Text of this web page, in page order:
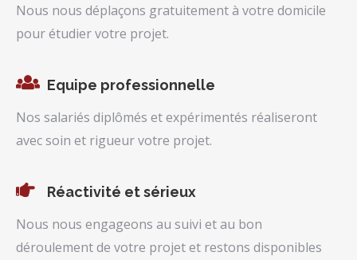
Nous nous déplaçons gratuitement à votre domicile
pour étudier votre projet.
Equipe professionnelle
Nos salariés diplômés et expérimentés réaliseront
avec soin et rigueur votre projet.
Réactivité et sérieux
Nous nous engageons au suivi et au bon
déroulement de votre projet et restons disponibles